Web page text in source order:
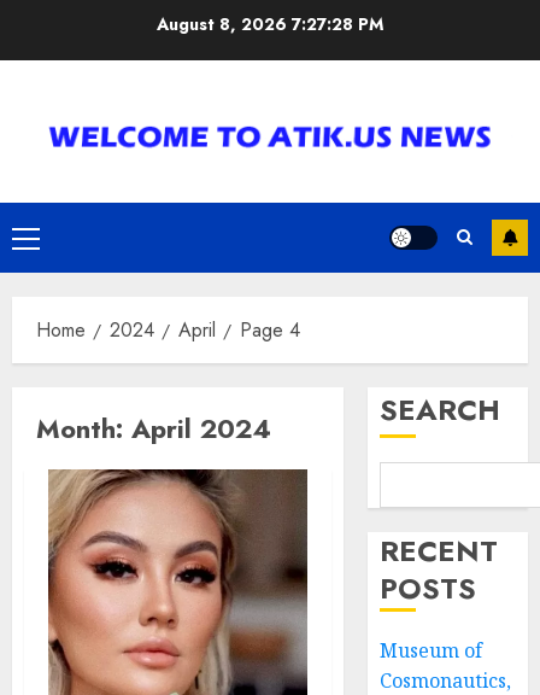
August 8, 2026 7:27:28 PM
Primary
Menu
Home 2024 April Page 4
Month: April 2024 SEARCH
RECENT
POSTS
Museum of
Cosmonautics,